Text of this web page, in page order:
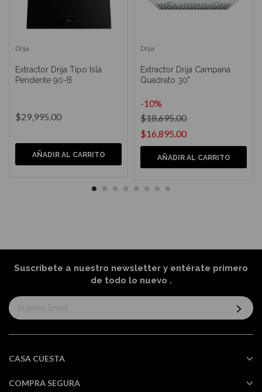
Drija
Extractor Drija Tipo Isla
Pendente 90-B
$29,995.00
AÑADIR AL CARRITO
Drija
Extractor Drija Campana
Quadrato 30"
$16,895.00
$18,695.00
-10%
AÑADIR AL CARRITO
Suscríbete a nuestro newsletter y entérate primero
de todo lo nuevo .
Suscríbase
al
informativo:
CASA CUESTA
COMPRA SEGURA